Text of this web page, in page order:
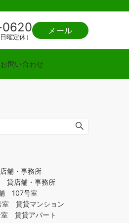
曜定休）
メール
お問い合わせ
舗・事務所
貸店舗・事務所
107号室
室 賃貸マンション
賃貸アパート